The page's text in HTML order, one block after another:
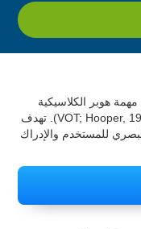
هوبر الكلاسيكية
التي تحمل الاسم نفسه (VOT; Hooper, 1983; Merten, 2004). تهدف
للمستخدم والإدراك